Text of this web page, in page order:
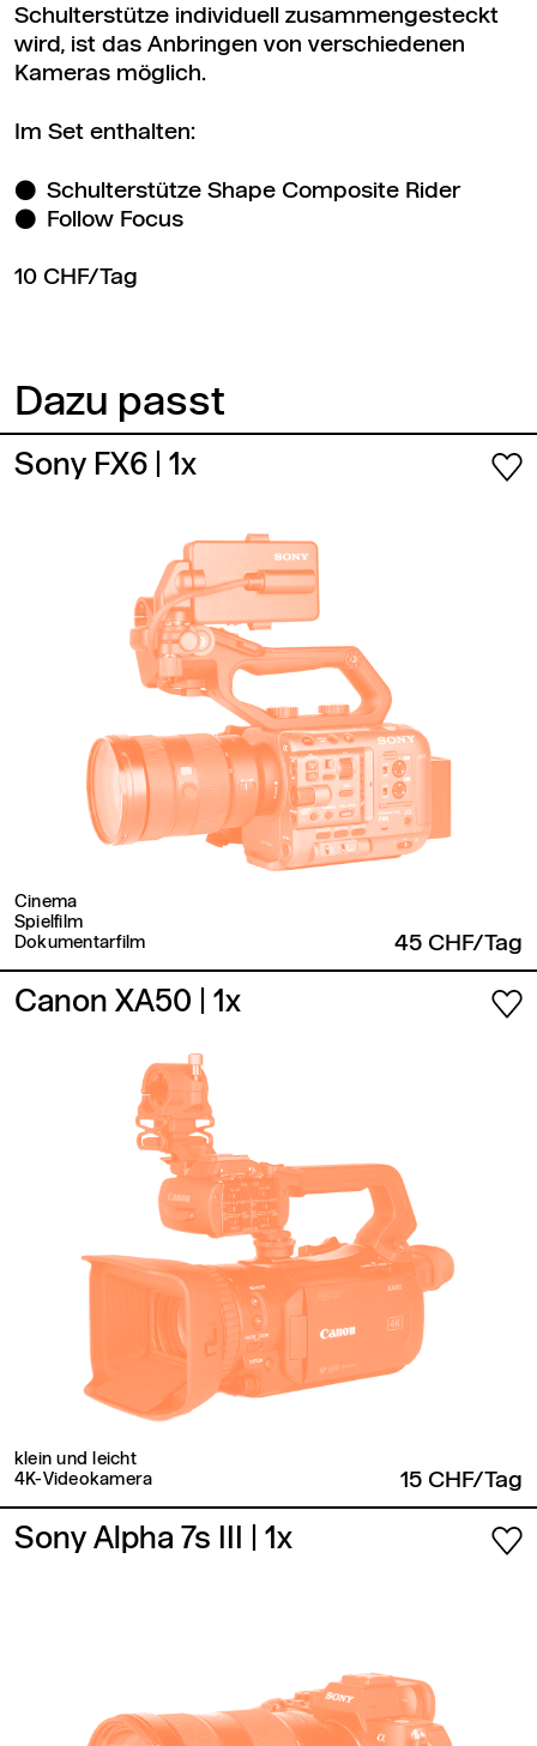
Schulterstütze individuell zusammengesteckt
wird, ist das Anbringen von verschiedenen
Kameras möglich.
Im Set enthalten:
Schulterstütze Shape Composite Rider
Follow Focus
10 CHF/Tag
Dazu passt
Sony FX6 | 1x
Cinema
Spielfilm
Dokumentarfilm
45 CHF/Tag
Canon XA50 | 1x
klein und leicht
4K-Videokamera
15 CHF/Tag
Sony Alpha 7s III | 1x